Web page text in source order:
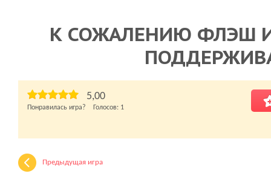
К СОЖАЛЕНИЮ ФЛЭШ
5,00
Понравилась игра? Голосов: 1
Предыдущая игра